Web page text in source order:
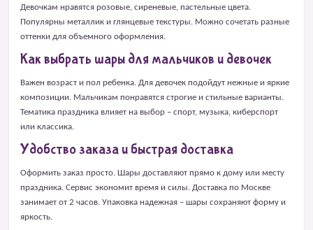
Девочкам нравятся розовые, сиреневые, пастельные цвета.
Популярны металлик и глянцевые текстуры. Можно сочетать разные
оттенки для объемного оформления.
Как выбрать шары для мальчиков и девочек
Важен возраст и пол ребенка. Для девочек подойдут нежные и яркие
композиции. Мальчикам понравятся строгие и стильные варианты.
Тематика праздника влияет на выбор – спорт, музыка, киберспорт
или классика.
Удобство заказа и быстрая доставка
Оформить заказ просто. Шары доставляют прямо к дому или месту
праздника. Сервис экономит время и силы. Доставка по Москве
занимает от 2 часов. Упаковка надежная – шары сохраняют форму и
яркость.